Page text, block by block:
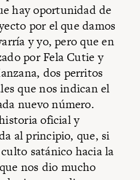
hay oportunidad de
por el que damos
y yo, pero que en
por Fela Cutie y
dos perritos
que nos indican el
nuevo número.
oficial y
al principio, que, si
satánico hacia la
nos dio mucho